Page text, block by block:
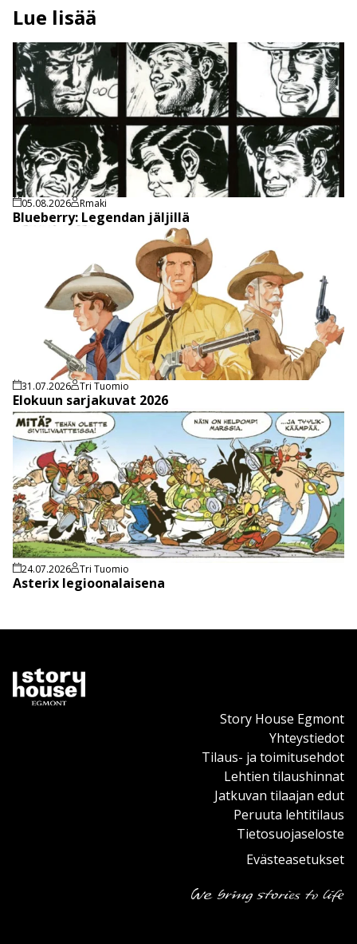
Lue lisää
05.08.2026 Rmaki
Blueberry: Legendan jäljillä
31.07.2026 Tri Tuomio
Elokuun sarjakuvat 2026
24.07.2026 Tri Tuomio
Asterix legioonalaisena
Story House Egmont
Yhteystiedot
Tilaus- ja toimitusehdot
Lehtien tilaushinnat
Jatkuvan tilaajan edut
Peruuta lehtitilaus
Tietosuojaseloste
Evästeasetukset